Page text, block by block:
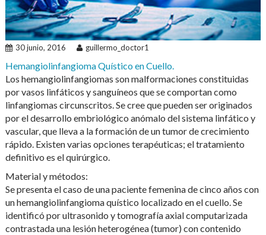
30 junio, 2016 guillermo_doctor1
Hemangiolinfangioma Quístico en Cuello.
Los hemangiolinfangiomas son malformaciones constituidas
por vasos linfáticos y sanguíneos que se comportan como
linfangiomas circunscritos. Se cree que pueden ser originados
por el desarrollo embriológico anómalo del sistema linfático y
vascular, que lleva a la formación de un tumor de crecimiento
rápido. Existen varias opciones terapéuticas; el tratamiento
definitivo es el quirúrgico.
Material y métodos:
Se presenta el caso de una paciente femenina de cinco años con
un hemangiolinfangioma quístico localizado en el cuello. Se
identificó por ultrasonido y tomografía axial computarizada
contrastada una lesión heterogénea (tumor) con contenido